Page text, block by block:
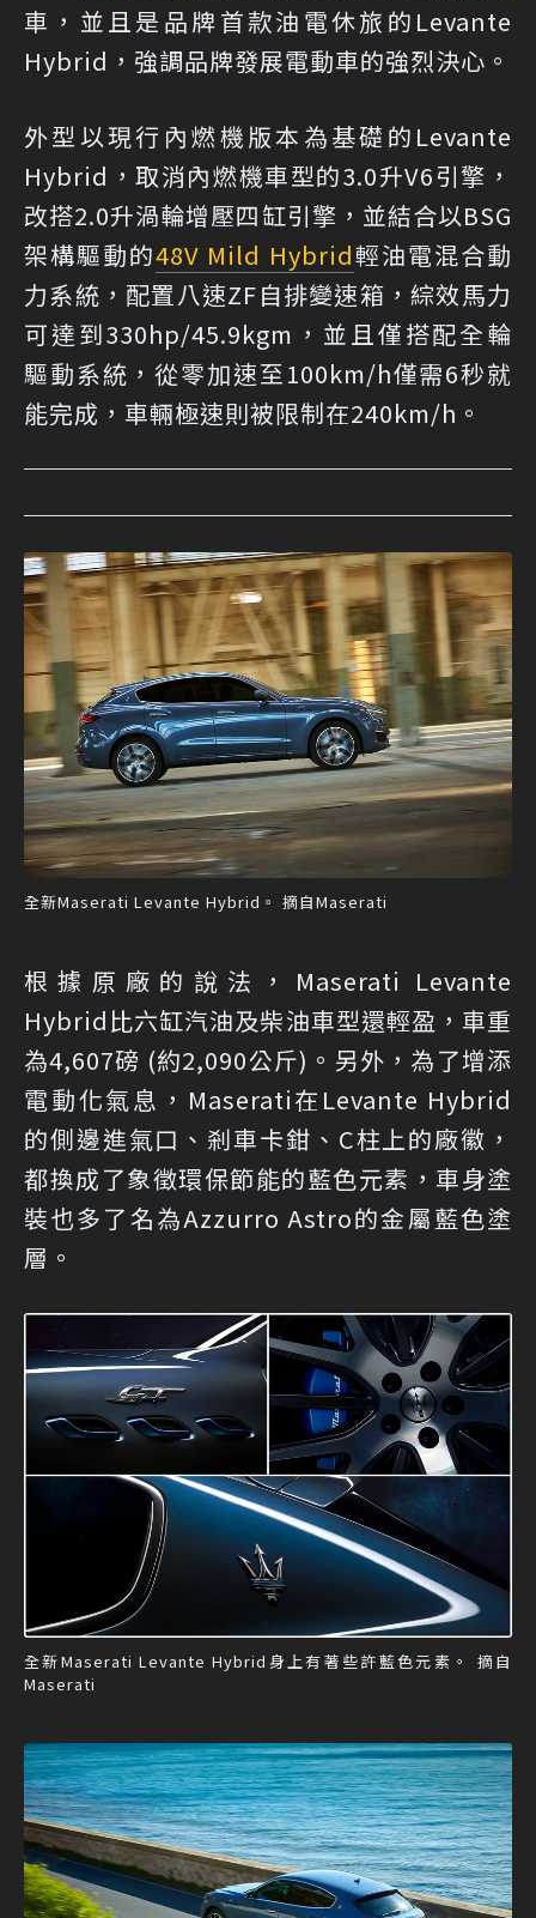
車，並且是品牌首款油電休旅的Levante
Hybrid，強調品牌發展電動車的強烈決心。
外型以現行內燃機版本為基礎的Levante
Hybrid，取消內燃機車型的3.0升V6引擎，
改搭2.0升渦輪增壓四缸引擎，並結合以BSG
架構驅動的48V Mild Hybrid輕油電混合動
力系統，配置八速ZF自排變速箱，綜效馬力
可達到330hp/45.9kgm，並且僅搭配全輪
驅動系統，從零加速至100km/h僅需6秒就
能完成，車輛極速則被限制在240km/h。
全新Maserati Levante Hybrid。 摘自Maserati
根據原廠的說法，Maserati Levante
Hybrid比六缸汽油及柴油車型還輕盈，車重
為4,607磅 (約2,090公斤)。另外，為了增添
電動化氣息，Maserati在Levante Hybrid
的側邊進氣口、剎車卡鉗、C柱上的廠徽，
都換成了象徵環保節能的藍色元素，車身塗
裝也多了名為Azzurro Astro的金屬藍色塗
層。
全新Maserati Levante Hybrid身上有著些許藍色元素。 摘自
Maserati